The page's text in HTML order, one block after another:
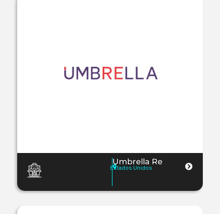
Umbrella Re
Estados Unidos